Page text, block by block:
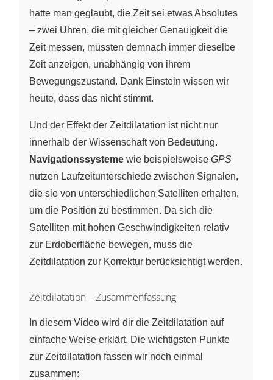
hatte man geglaubt, die Zeit sei etwas Absolutes
– zwei Uhren, die mit gleicher Genauigkeit die
Zeit messen, müssten demnach immer dieselbe
Zeit anzeigen, unabhängig von ihrem
Bewegungszustand. Dank Einstein wissen wir
heute, dass das nicht stimmt.
Und der Effekt der Zeitdilatation ist nicht nur
innerhalb der Wissenschaft von Bedeutung.
Navigationssysteme wie beispielsweise GPS
nutzen Laufzeitunterschiede zwischen Signalen,
die sie von unterschiedlichen Satelliten erhalten,
um die Position zu bestimmen. Da sich die
Satelliten mit hohen Geschwindigkeiten relativ
zur Erdoberfläche bewegen, muss die
Zeitdilatation zur Korrektur berücksichtigt werden.
Zeitdilatation – Zusammenfassung
In diesem Video wird dir die Zeitdilatation auf
einfache Weise erklärt. Die wichtigsten Punkte
zur Zeitdilatation fassen wir noch einmal
zusammen: